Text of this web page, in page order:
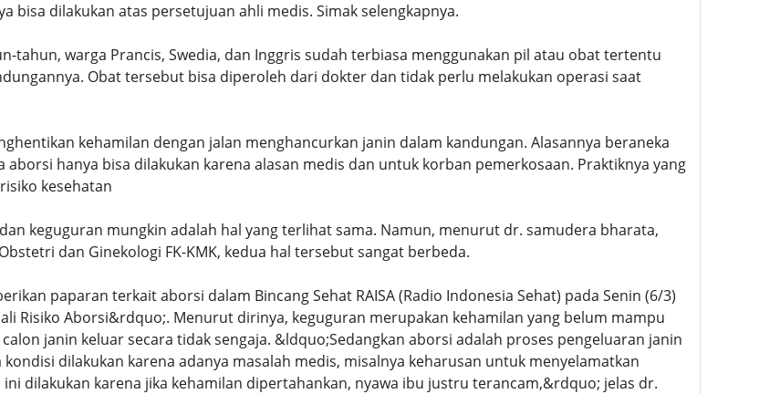
bisa dilakukan atas persetujuan ahli medis. Simak selengkapnya.
tahun, warga Prancis, Swedia, dan Inggris sudah terbiasa menggunakan pil atau obat tertentu
Obat tersebut bisa diperoleh dari dokter dan tidak perlu melakukan operasi saat
kehamilan dengan jalan menghancurkan janin dalam kandungan. Alasannya beraneka
aborsi hanya bisa dilakukan karena alasan medis dan untuk korban pemerkosaan. Praktiknya yang
kesehatan
keguguran mungkin adalah hal yang terlihat sama. Namun, menurut dr. samudera bharata,
dan Ginekologi FK-KMK, kedua hal tersebut sangat berbeda.
paparan terkait aborsi dalam Bincang Sehat RAISA (Radio Indonesia Sehat) pada Senin (6/3)
Risiko Aborsi&rdquo;. Menurut dirinya, keguguran merupakan kehamilan yang belum mampu
janin keluar secara tidak sengaja. &ldquo;Sedangkan aborsi adalah proses pengeluaran janin
kondisi dilakukan karena adanya masalah medis, misalnya keharusan untuk menyelamatkan
ini dilakukan karena jika kehamilan dipertahankan, nyawa ibu justru terancam,&rdquo; jelas dr.